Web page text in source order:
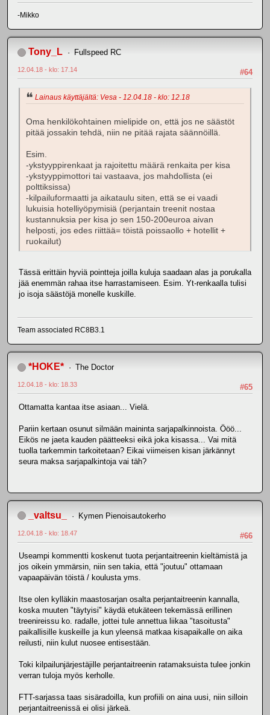
-Mikko
Tony_L Fullspeed RC
#64
12.04.18 - klo: 17.14
Lainaus käyttäjältä: Vesa - 12.04.18 - klo: 12.18
Oma henkilökohtainen mielipide on, että jos ne säästöt
pitää jossakin tehdä, niin ne pitää rajata säännöillä.
Esim.
-ykstyyppirenkaat ja rajoitettu määrä renkaita per kisa
-ykstyyppimottori tai vastaava, jos mahdollista (ei
polttiksissa)
-kilpailuformaatti ja aikataulu siten, että se ei vaadi
lukuisia hotelliyöpymisiä (perjantain treenit nostaa
kustannuksia per kisa jo sen 150-200euroa aivan
helposti, jos edes riittää= töistä poissaollo + hotellit +
ruokailut)
Tässä erittäin hyviä pointteja joilla kuluja saadaan alas ja porukalla
jää enemmän rahaa itse harrastamiseen. Esim. Yt-renkaalla tulisi
jo isoja säästöjä monelle kuskille.
Team associated RC8B3.1
*HOKE* The Doctor
#65
12.04.18 - klo: 18.33
Ottamatta kantaa itse asiaan... Vielä.
Pariin kertaan osunut silmään maininta sarjapalkinnoista. Ööö...
Eikös ne jaeta kauden päätteeksi eikä joka kisassa... Vai mitä
tuolla tarkemmin tarkoitetaan? Eikai viimeisen kisan järkännyt
seura maksa sarjapalkintoja vai täh?
_valtsu_ Kymen Pienoisautokerho
#66
12.04.18 - klo: 18.47
Useampi kommentti koskenut tuota perjantaitreenin kieltämistä ja
jos oikein ymmärsin, niin sen takia, että "joutuu" ottamaan
vapaapäivän töistä / koulusta yms.
Itse olen kylläkin maastosarjan osalta perjantaitreenin kannalla,
koska muuten "täytyisi" käydä etukäteen tekemässä erillinen
treenireissu ko. radalle, jottei tule annettua liikaa "tasoitusta"
paikallisille kuskeille ja kun yleensä matkaa kisapaikalle on aika
reilusti, niin kulut nuosee entisestään.
Toki kilpailunjärjestäjille perjantaitreenin ratamaksuista tulee jonkin
verran tuloja myös kerholle.
FTT-sarjassa taas sisäradoilla, kun profiili on aina uusi, niin silloin
perjantaitreenissä ei olisi järkeä.